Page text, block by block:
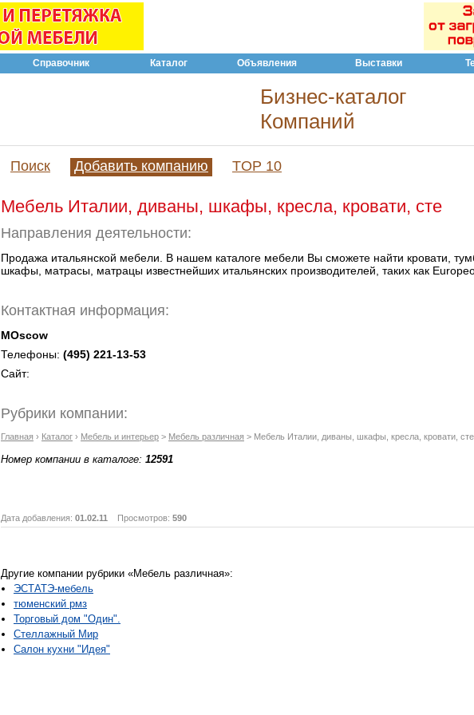
Справочник Каталог Объявления Выставки
Бизнес-каталог
Компаний
Поиск Добавить компанию TOP 10
Мебель Италии, диваны, шкафы, кресла, кровати, сте
Направления деятельности:
Продажа итальянской мебели. В нашем каталоге мебели Вы сможете найти кровати,
шкафы, матрасы, матрацы известнейших итальянских производителей, таких как
Контактная информация:
MOscow
Телефоны: (495) 221-13-53
Сайт:
Рубрики компании:
Главная › Каталог › Мебель и интерьер > Мебель различная > Мебель Италии, диваны, шкафы, кресла, кровати, сте
Номер компании в каталоге: 12591
Дата добавления: 01.02.11 Просмотров: 590
Другие компании рубрики «Мебель различная»:
ЭСТАТЭ-мебель
тюменский рмз
Торговый дом "Один".
Стеллажный Мир
Салон кухни "Идея"